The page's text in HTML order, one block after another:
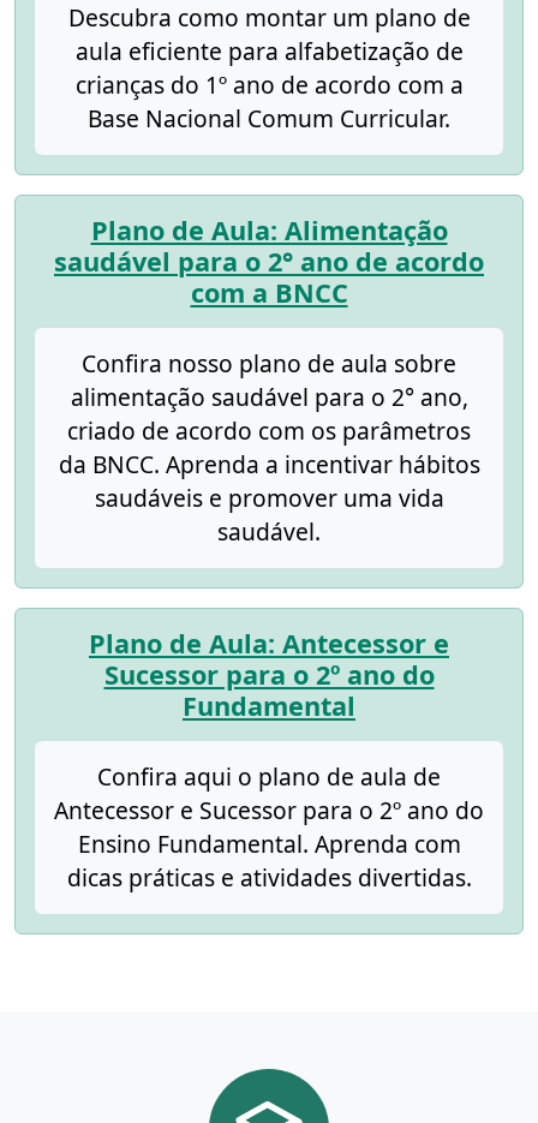
Descubra como montar um plano de
aula eficiente para alfabetização de
crianças do 1º ano de acordo com a
Base Nacional Comum Curricular.
Plano de Aula: Alimentação
saudável para o 2° ano de acordo
com a BNCC
Confira nosso plano de aula sobre
alimentação saudável para o 2° ano,
criado de acordo com os parâmetros
da BNCC. Aprenda a incentivar hábitos
saudáveis e promover uma vida
saudável.
Plano de Aula: Antecessor e
Sucessor para o 2º ano do
Fundamental
Confira aqui o plano de aula de
Antecessor e Sucessor para o 2º ano do
Ensino Fundamental. Aprenda com
dicas práticas e atividades divertidas.